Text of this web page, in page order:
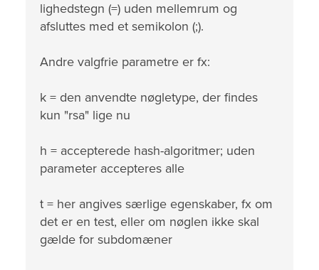
lighedstegn (=) uden mellemrum og
afsluttes med et semikolon (;).
Andre valgfrie parametre er fx:
k = den anvendte nøgletype, der findes
kun "rsa" lige nu
h = accepterede hash-algoritmer; uden
parameter accepteres alle
t = her angives særlige egenskaber, fx om
det er en test, eller om nøglen ikke skal
gælde for subdomæner